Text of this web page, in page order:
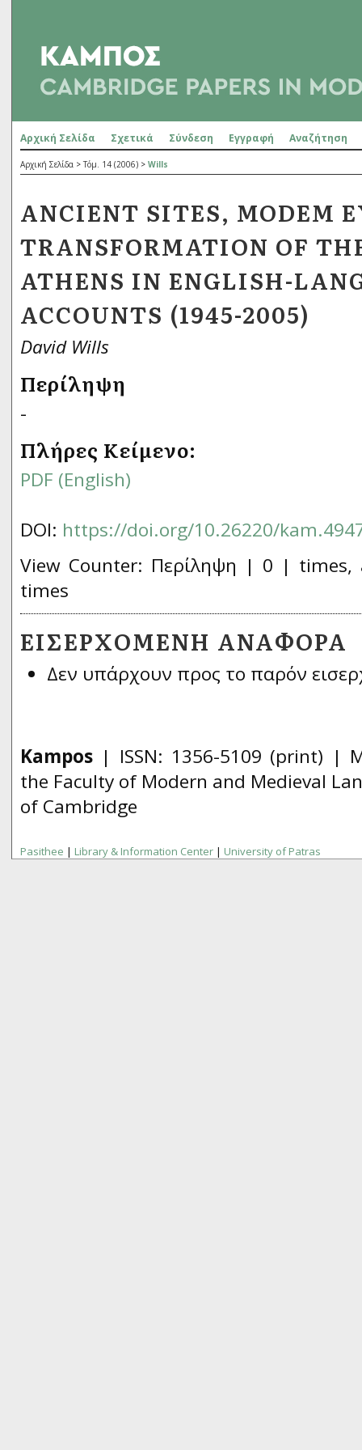
Αρχική Σελίδα Σχετικά Σύνδεση Εγγραφή Αναζήτηση
Αρχική Σελίδα >Τόμ. 14 (2006) > Wills
ANCIENT SITES, MODEM
TRANSFORMATION OF
ATHENS IN ENGLISH-
ACCOUNTS (1945-2005)
David Wills
Περίληψη
-
Πλήρες Κείμενο:
PDF (English)
DOI: https://doi.org/10.26220/
View Counter: Περίληψη | 0 |
times
ΕΙΣΕΡΧΌΜΕΝΗ ΑΝΑΦΟΡΆ
Δεν υπάρχουν προς το παρόν
Kampos | ISSN: 1356­-5109 (print) |
the Faculty of Modern and Medieval
of Cambridge
Pasithee | Library & Information Center | University of Patras